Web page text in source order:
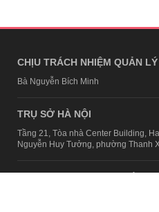
CHỊU TRÁCH NHIỆM QUẢN
Bà Nguyễn Bích Minh
TRỤ SỞ HÀ NỘI
Tầng 21, Tòa nhà Center Building,
Nguyễn Huy Tưởng, phường Thanh